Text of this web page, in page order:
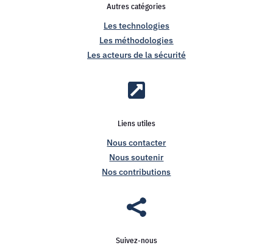
Autres catégories
Les technologies
Les méthodologies
Les acteurs de la sécurité

Liens utiles
Nous contacter
Nous soutenir
Nos contributions

Suivez-nous